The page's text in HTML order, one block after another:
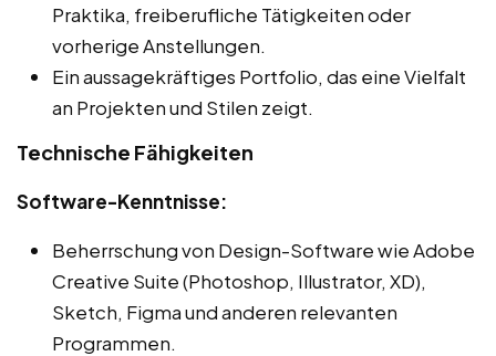
Praktika, freiberufliche Tätigkeiten oder
vorherige Anstellungen.
Ein aussagekräftiges Portfolio, das eine Vielfalt
an Projekten und Stilen zeigt.
Technische Fähigkeiten
Software-Kenntnisse:
Beherrschung von Design-Software wie Adobe
Creative Suite (Photoshop, Illustrator, XD),
Sketch, Figma und anderen relevanten
Programmen.